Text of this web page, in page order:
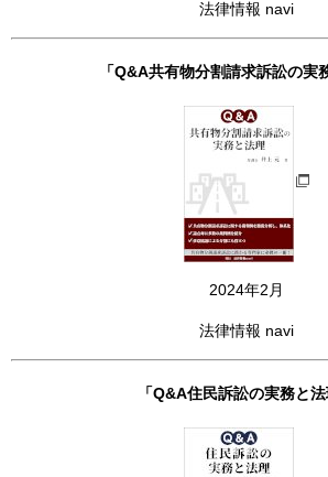
法律情報 navi
「Q&A共有物分割請求訴訟の実
2024年2月
法律情報 navi
「Q&A住民訴訟の実務と法